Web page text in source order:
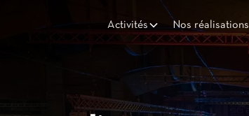
Activités Nos réalisations